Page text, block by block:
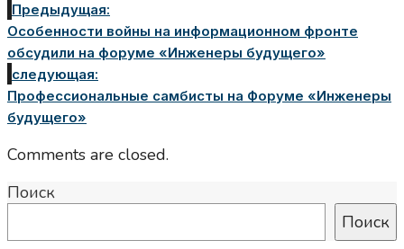
Предыдущая:
Особенности войны на информационном фронте
обсудили на форуме «Инженеры будущего»
следующая:
Профессиональные самбисты на Форуме «Инженеры
будущего»
Comments are closed.
Поиск
Поиск